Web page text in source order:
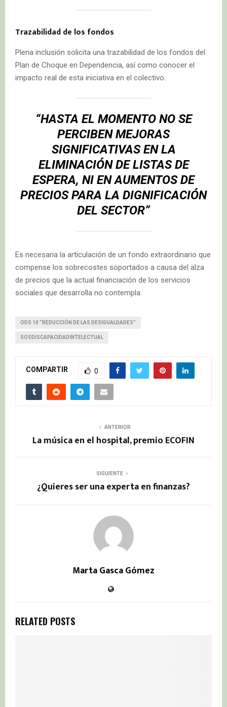
Trazabilidad de los fondos
Plena inclusión solicita una trazabilidad de los fondos del
Plan de Choque en Dependencia, así como conocer el
impacto real de esta iniciativa en el colectivo.
“HASTA EL MOMENTO NO SE
PERCIBEN MEJORAS
SIGNIFICATIVAS EN LA
ELIMINACIÓN DE LISTAS DE
ESPERA, NI EN AUMENTOS DE
PRECIOS PARA LA DIGNIFICACIÓN
DEL SECTOR”
Es necesaria la articulación de un fondo extraordinario que
compense los sobrecostes soportados a causa del alza
de precios que la actual financiación de los servicios
sociales que desarrolla no contempla.
ODS 10 “REDUCCIÓN DE LAS DESIGUALDADES”
SOSDISCAPACIDADINTELECTUAL
COMPARTIR 0
ANTERIOR
La música en el hospital, premio ECOFIN
SIGUIENTE
¿Quieres ser una experta en finanzas?
Marta Gasca Gómez
RELATED POSTS